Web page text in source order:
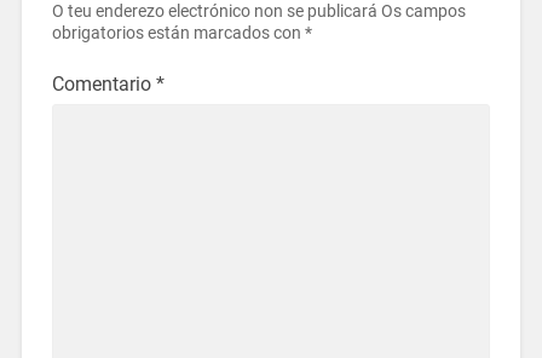
O teu enderezo electrónico non se publicará Os campos
obrigatorios están marcados con *
Comentario *